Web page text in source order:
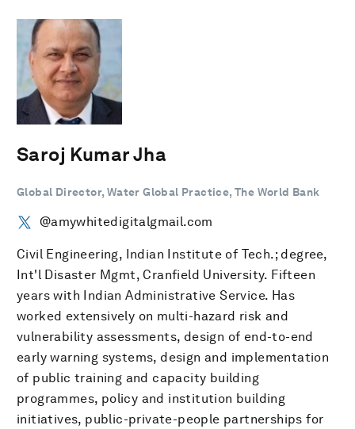
Saroj Kumar Jha
Global Director, Water Global Practice, The World Bank
@amywhitedigitalgmail.com
Civil Engineering, Indian Institute of Tech.; degree,
Int'l Disaster Mgmt, Cranfield University. Fifteen
years with Indian Administrative Service. Has
worked extensively on multi-hazard risk and
vulnerability assessments, design of end-to-end
early warning systems, design and implementation
of public training and capacity building
programmes, policy and institution building
initiatives, public-private-people partnerships for